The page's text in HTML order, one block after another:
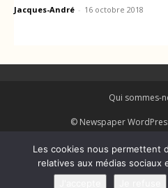
Jacques-André - 16 octobre 2018
Qui sommes-
© Newspaper
Les cookies nous permettent
relatives aux médias